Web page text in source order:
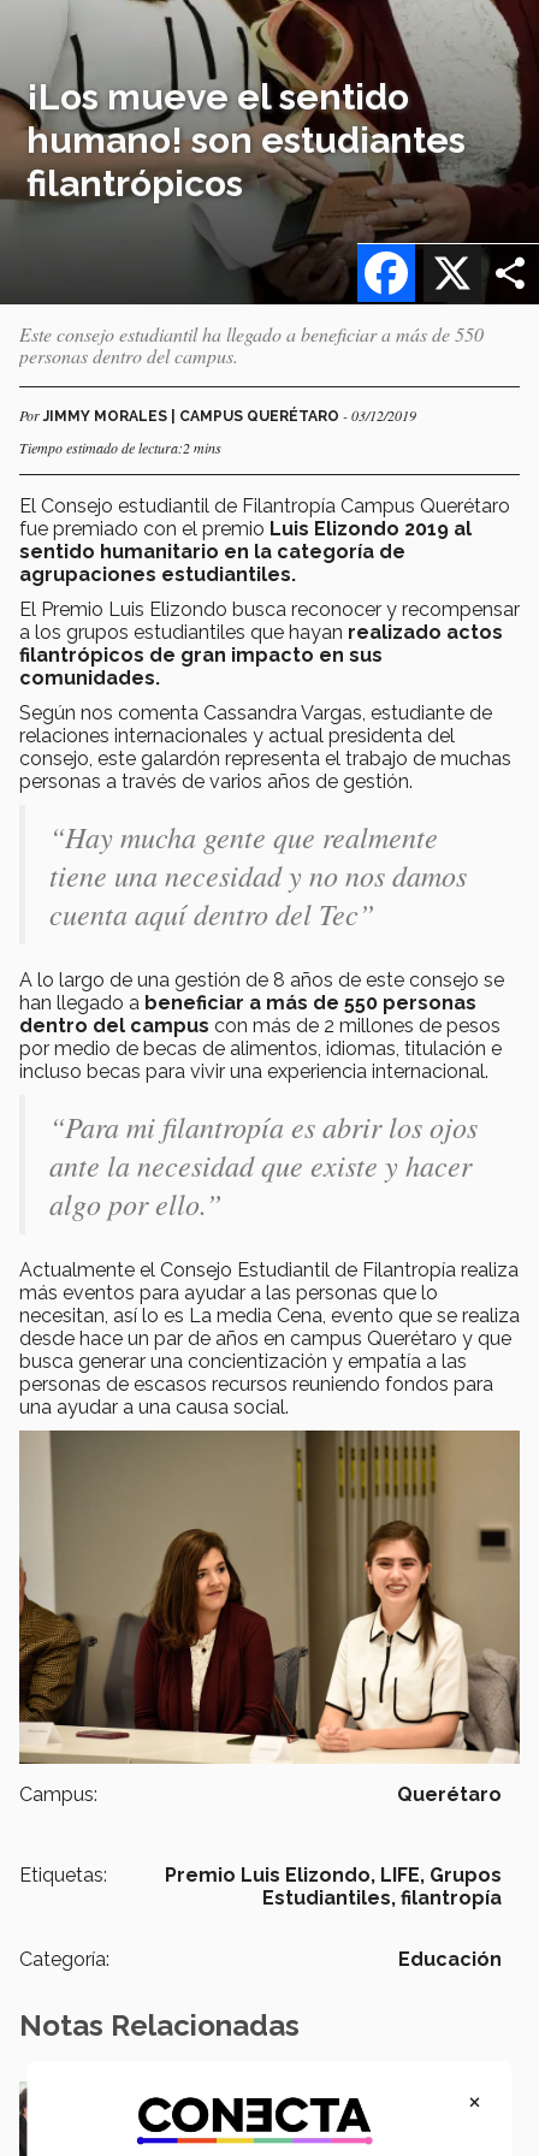
¡Los mueve el sentido
humano! son estudiantes
filantrópicos
X
Facebook
Este consejo estudiantil ha llegado a beneficiar a más de 550
personas dentro del campus.
PorJIMMY MORALES | CAMPUS QUERÉTARO - 03/12/2019
Tiempo estimado de lectura:2 mins
El Consejo estudiantil de Filantropía Campus Querétaro
fue premiado con el premio Luis Elizondo 2019 al
sentido humanitario en la categoría de
agrupaciones estudiantiles.
El Premio Luis Elizondo busca reconocer y recompensar
a los grupos estudiantiles que hayan realizado actos
filantrópicos de gran impacto en sus
comunidades.
Según nos comenta Cassandra Vargas, estudiante de
relaciones internacionales y actual presidenta del
consejo, este galardón representa el trabajo de muchas
personas a través de varios años de gestión.
“Hay mucha gente que realmente
tiene una necesidad y no nos damos
cuenta aquí dentro del Tec”
A lo largo de una gestión de 8 años de este consejo se
han llegado a beneficiar a más de 550 personas
dentro del campus con más de 2 millones de pesos
por medio de becas de alimentos, idiomas, titulación e
incluso becas para vivir una experiencia internacional.
“Para mi filantropía es abrir los ojos
ante la necesidad que existe y hacer
algo por ello.”
Actualmente el Consejo Estudiantil de Filantropía realiza
más eventos para ayudar a las personas que lo
necesitan, así lo es La media Cena, evento que se realiza
desde hace un par de años en campus Querétaro y que
busca generar una concientización y empatía a las
personas de escasos recursos reuniendo fondos para
una ayudar a una causa social.
Campus: Querétaro
Etiquetas: Premio Luis Elizondo, LIFE, Grupos
Estudiantiles, filantropía
Categoría: Educación
Notas Relacionadas
Premio Luis Elizondo
Ricardo Treviño | Redacción Nacional
×